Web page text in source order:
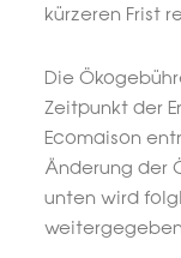
kürzeren Frist
Die
Zeitpunkt der
Ecomaison
Änderung der
unten wird